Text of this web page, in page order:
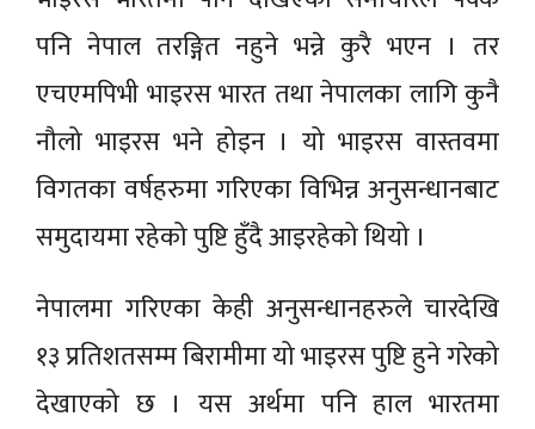
पनि नेपाल तरङ्गित नहुने भन्ने कुरै भएन । तर
एचएमपिभी भाइरस भारत तथा नेपालका लागि कुनै
नौलो भाइरस भने होइन । यो भाइरस वास्तवमा
विगतका वर्षहरुमा गरिएका विभिन्न अनुसन्धानबाट
समुदायमा रहेको पुष्टि हुँदै आइरहेको थियो ।
नेपालमा गरिएका केही अनुसन्धानहरुले चारदेखि
१३ प्रतिशतसम्म बिरामीमा यो भाइरस पुष्टि हुने गरेको
देखाएको छ । यस अर्थमा पनि हाल भारतमा